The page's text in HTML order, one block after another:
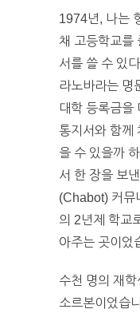
1974년, 나는
채 고등학교를
서를 쓸 수 있
라노바라는 명
대학 등록금을
통지서와 함께
을 수 있을까
서 한 장을 보
(Chabot) 커뮤
의 2년제 학교
아주는 곳이었
수천 명의 재
소르본이었습